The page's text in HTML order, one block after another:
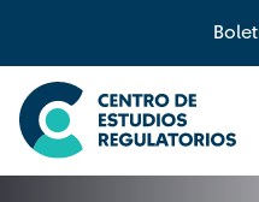
Búsqueda
Seleccione país